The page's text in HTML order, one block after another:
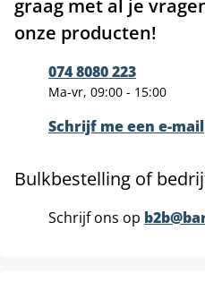
graag met al je
onze producten!
074 8080 223
Ma-vr, 09:00 - 15:00
Schrijf me een e-mail
Bulkbestelling of
Schrijf ons op